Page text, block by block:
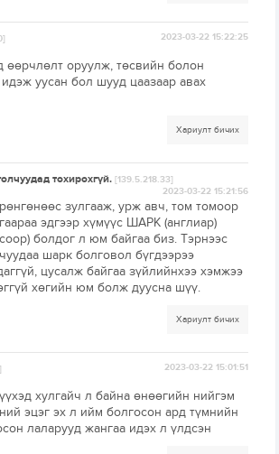
2023-03-22 15:22:25
өөрчлөлт оруулж, төсвийн болон
уусан бол шууд цаазаар авах
Хариулт бичих
тохирохгүй.[139.5.218.33]
2023-03-22 15:21:56
зулгааж, урж авч, том томоор
эдгээр хүмүүс ШАРК (англиар)
болдог л юм байгаа биз. Тэрнээс
шарк болговол бүгдээрээ
цусалж байгаа зүйлийнхээ хэмжээ
хөгийн юм болж дуусна шүү.
Хариулт бичих
2023-03-22 15:01:51
хулгайч л байна өнөөгийн нийгэм
эцэг эх л ийм болгосон ард түмнийн
лаларууд жангаа идэх л үлдсэн